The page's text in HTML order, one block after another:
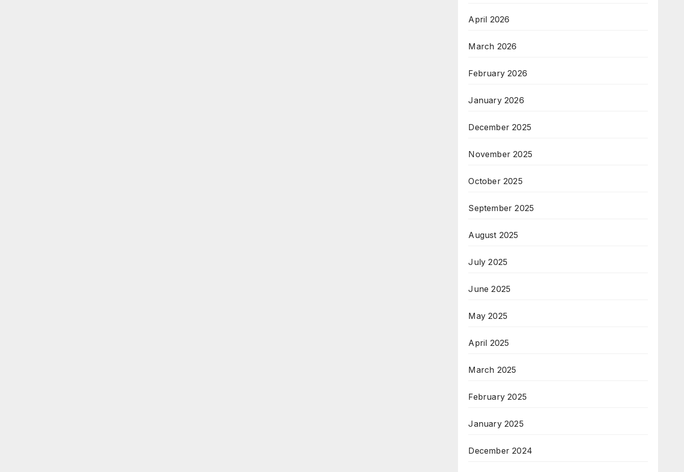
April 2026
March 2026
February 2026
January 2026
December 2025
November 2025
October 2025
September 2025
August 2025
July 2025
June 2025
May 2025
April 2025
March 2025
February 2025
January 2025
December 2024